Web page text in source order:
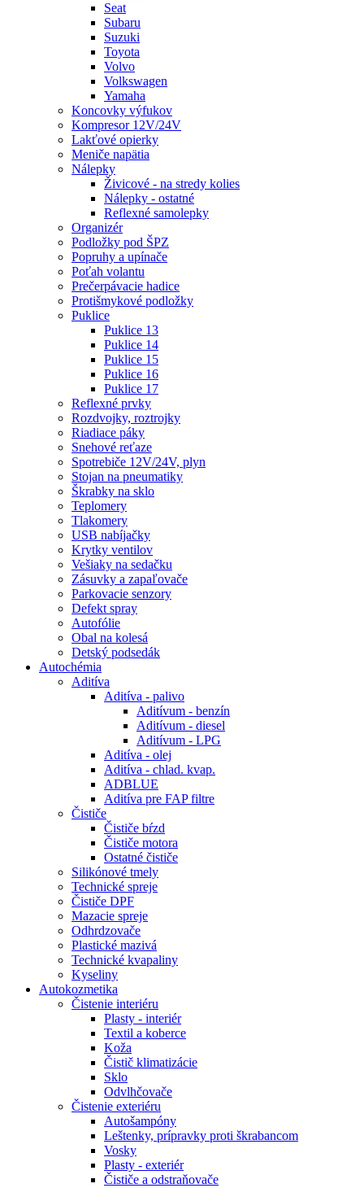
Seat
Subaru
Suzuki
Toyota
Volvo
Volkswagen
Yamaha
Koncovky výfukov
Kompresor 12V/24V
Lakťové opierky
Meniče napätia
Nálepky
Živicové - na stredy kolies
Nálepky - ostatné
Reflexné samolepky
Organizér
Podložky pod ŠPZ
Popruhy a upínače
Poťah volantu
Prečerpávacie hadice
Protišmykové podložky
Puklice
Puklice 13
Puklice 14
Puklice 15
Puklice 16
Puklice 17
Reflexné prvky
Rozdvojky, roztrojky
Riadiace páky
Snehové reťaze
Spotrebiče 12V/24V, plyn
Stojan na pneumatiky
Škrabky na sklo
Teplomery
Tlakomery
USB nabíjačky
Krytky ventilov
Vešiaky na sedačku
Zásuvky a zapaľovače
Parkovacie senzory
Defekt spray
Autofólie
Obal na kolesá
Detský podsedák
Autochémia
Aditíva
Aditíva - palivo
Aditívum - benzín
Aditívum - diesel
Aditívum - LPG
Aditíva - olej
Aditíva - chlad. kvap.
ADBLUE
Aditíva pre FAP filtre
Čističe
Čističe bŕzd
Čističe motora
Ostatné čističe
Silikónové tmely
Technické spreje
Čističe DPF
Mazacie spreje
Odhrdzovače
Plastické mazivá
Technické kvapaliny
Kyseliny
Autokozmetika
Čistenie interiéru
Plasty - interiér
Textil a koberce
Koža
Čistič klimatizácie
Sklo
Odvlhčovače
Čistenie exteriéru
Autošampóny
Leštenky, prípravky proti škrabancom
Vosky
Plasty - exteriér
Čističe a odstraňovače